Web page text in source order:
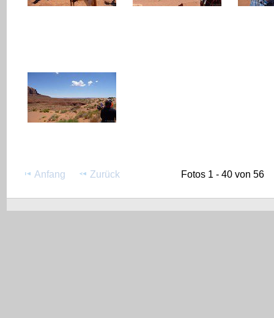
Anfang Zurück Fotos 1 - 40 von 56